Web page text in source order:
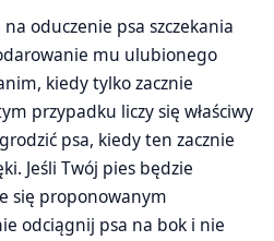
oduczenie psa szczekania
mu ulubionego
kiedy tylko zacznie
przypadku liczy się właściwy
psa, kiedy ten zacznie
Jeśli Twój pies będzie
się proponowanym
odciągnij psa na bok i nie